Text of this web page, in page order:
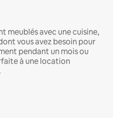
meublés avec une cuisine,
vous avez besoin pour
pendant un mois ou
à une location